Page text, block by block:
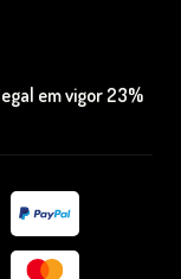
em vigor 23%